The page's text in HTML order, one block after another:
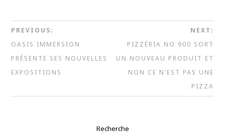
PREVIOUS:
OASIS IMMERSION
PRÉSENTE SES NOUVELLES
EXPOSITIONS
NEXT:
PIZZÉRIA NO 900 SORT
UN NOUVEAU PRODUIT ET
NON CE N’EST PAS UNE
PIZZA
Recherche